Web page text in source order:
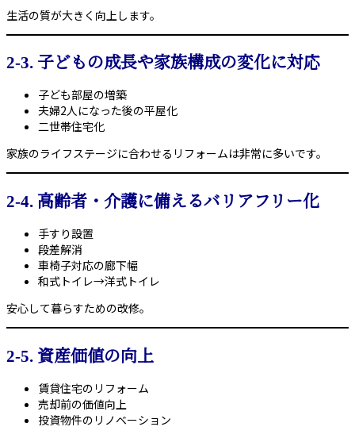
生活の質が大きく向上します。
2-3. 子どもの成長や家族構成の変化に対応
子ども部屋の増築
夫婦2人になった後の平屋化
二世帯住宅化
家族のライフステージに合わせるリフォームは非常に多いです。
2-4. 高齢者・介護に備えるバリアフリー化
手すり設置
段差解消
車椅子対応の廊下幅
和式トイレ→洋式トイレ
安心して暮らすための改修。
2-5. 資産価値の向上
賃貸住宅のリフォーム
売却前の価値向上
投資物件のリノベーション